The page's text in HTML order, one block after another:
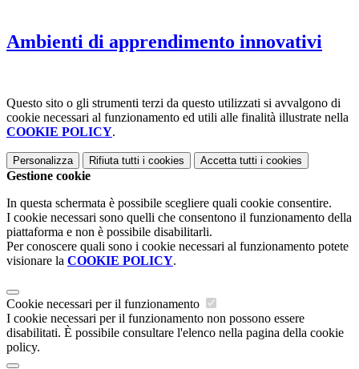
Ambienti di apprendimento innovativi
Questo sito o gli strumenti terzi da questo utilizzati si avvalgono di
cookie necessari al funzionamento ed utili alle finalità illustrate nella
COOKIE POLICY.
Personalizza Rifiuta tutti i cookies Accetta tutti i cookies
Gestione cookie
In questa schermata è possibile scegliere quali cookie consentire.
I cookie necessari sono quelli che consentono il funzionamento della
piattaforma e non è possibile disabilitarli.
Per conoscere quali sono i cookie necessari al funzionamento potete
visionare la COOKIE POLICY.
Cookie necessari per il funzionamento
I cookie necessari per il funzionamento non possono essere
disabilitati. È possibile consultare l'elenco nella pagina della cookie
policy.